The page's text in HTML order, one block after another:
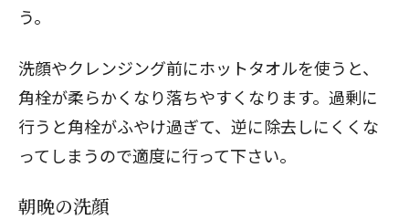
う。
洗顔やクレンジング前にホットタオルを使うと、
角栓が柔らかくなり落ちやすくなります。過剰に
行うと角栓がふやけ過ぎて、逆に除去しにくくな
ってしまうので適度に行って下さい。
朝晩の洗顔